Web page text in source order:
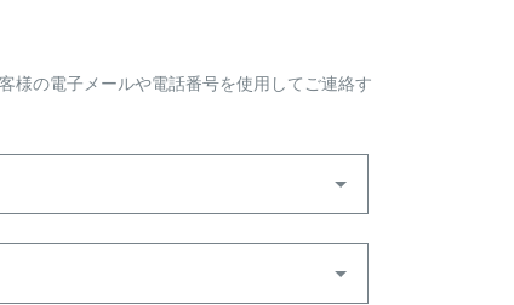
様の電子メールや電話番号を使用してご連絡す